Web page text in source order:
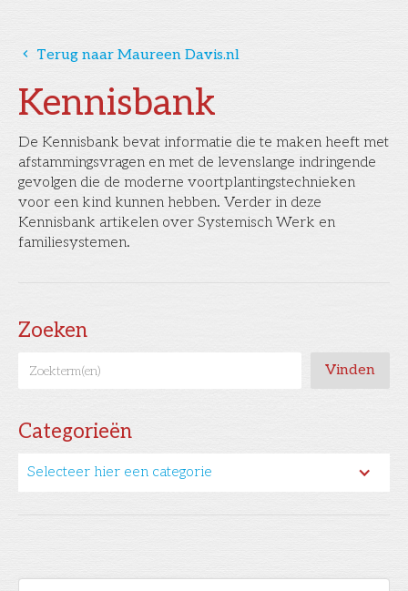
Kennisbank
De Kennisbank bevat informatie die te maken heeft met
afstammingsvragen en met de levenslange indringende
gevolgen die de moderne voortplantingstechnieken
voor een kind kunnen hebben. Verder in deze
Kennisbank artikelen over Systemisch Werk en
familiesystemen.
Zoeken
Categorieën
Selecteer hier een categorie
󰅁 Terug naar Maureen Davis.nl